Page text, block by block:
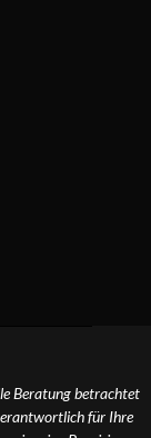
Beratung betrachtet
für Ihre